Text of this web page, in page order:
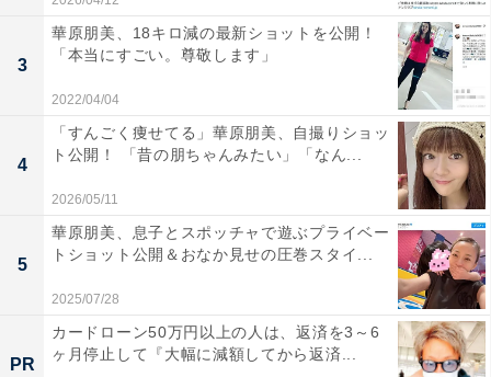
3
華原朋美、18キロ減の最新ショットを公開！
「本当にすごい。尊敬します」
2022/04/04
4
「すんごく痩せてる」華原朋美、自撮りショッ
ト公開！ 「昔の朋ちゃんみたい」「なん...
2026/05/11
5
華原朋美、息子とスポッチャで遊ぶプライベー
トショット公開＆おなか見せの圧巻スタイ...
2025/07/28
PR
カードローン50万円以上の人は、返済を3～6
ヶ月停止して『大幅に減額してから返済...